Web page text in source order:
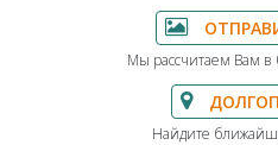
Мы рассчитаем Вам
Найдите